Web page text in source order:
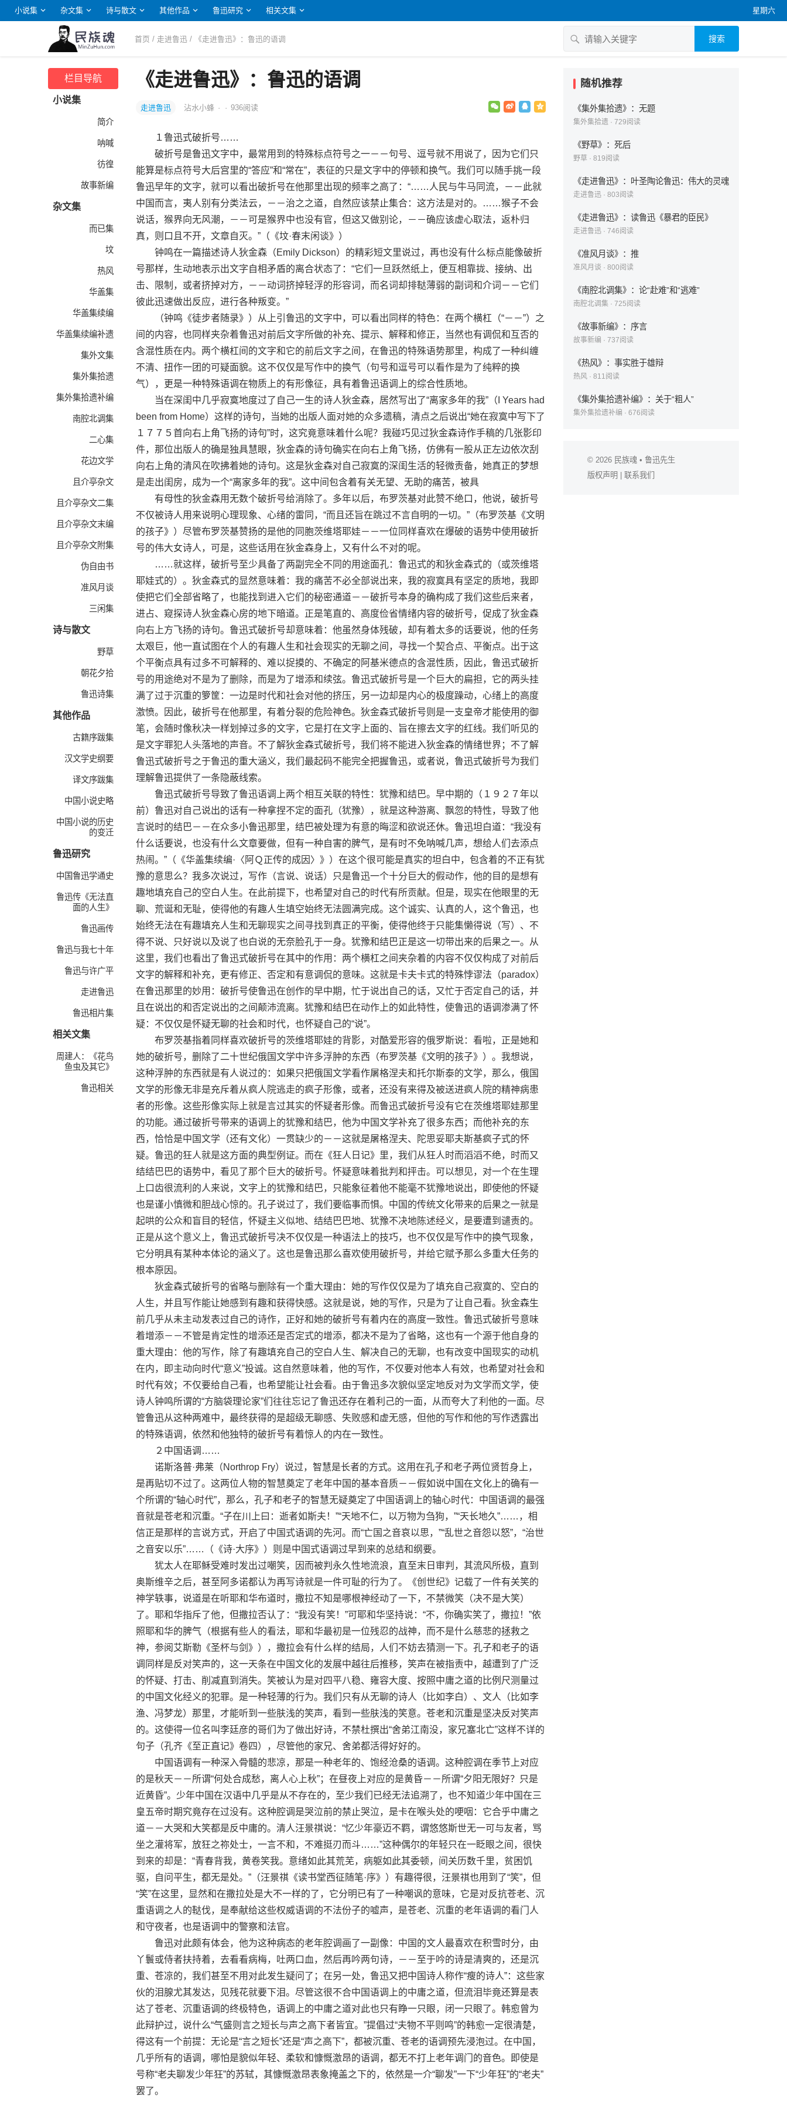
小说集 杂文集 诗与散文 其他作品 鲁迅研究 相关文集 星期六
首页 / 走进鲁迅 / 《走进鲁迅》：鲁迅的语调 搜索
栏目导航
小说集
简介
呐喊
彷徨
故事新编
杂文集
而已集
坟
热风
华盖集
华盖集续编
华盖集续编补遗
集外文集
集外集拾遗
集外集拾遗补编
南腔北调集
二心集
花边文学
且介亭杂文
且介亭杂文二集
且介亭杂文末编
且介亭杂文附集
伪自由书
准风月谈
三闲集
诗与散文
野草
朝花夕拾
鲁迅诗集
其他作品
古籍序跋集
汉文学史纲要
译文序跋集
中国小说史略
中国小说的历史
的变迁
鲁迅研究
中国鲁迅学通史
鲁迅传《无法直
面的人生》
鲁迅画传
鲁迅与我七十年
鲁迅与许广平
走进鲁迅
鲁迅相片集
相关文集
周建人：《花鸟
鱼虫及其它》
鲁迅相关
《走进鲁迅》：鲁迅的语调
走进鲁迅 沾水小蜂 · · 936阅读
１鲁迅式破折号……
破折号是鲁迅文字中，最常用到的特殊标点符号之一－－句号、逗号就不用说了，因为它们只
能算是标点符号大后宫里的“答应”和“常在”，表征的只是文字中的停顿和换气。我们可以随手挑一段
鲁迅早年的文字，就可以看出破折号在他那里出现的频率之高了：“……人民与牛马同流，－－此就
中国而言，夷人别有分类法云，－－治之之道，自然应该禁止集合：这方法是对的。……猴子不会
说话，猴界向无风潮，－－可是猴界中也没有官，但这又做别论，－－确应该虚心取法，返朴归
真，则口且不开，文章自灭。”（《坟·春末闲谈》）
钟鸣在一篇描述诗人狄金森（Emily Dickson）的精彩短文里说过，再也没有什么标点能像破折
号那样，生动地表示出文字自相矛盾的离合状态了：“它们一旦跃然纸上，便互相靠拢、接纳、出
击、限制，或者挤掉对方，－－动词挤掉轻浮的形容词，而名词却排鞑薄弱的副词和介词－－它们
彼此迅速做出反应，进行各种叛变。”
（钟鸣《徒步者随录》）从上引鲁迅的文字中，可以看出同样的特色：在两个横杠（“－－”）之
间的内容，也同样夹杂着鲁迅对前后文字所做的补充、提示、解释和修正，当然也有调侃和互否的
含混性质在内。两个横杠间的文字和它的前后文字之间，在鲁迅的特殊语势那里，构成了一种纠缠
不清、扭作一团的可疑面貌。这不仅仅是写作中的换气（句号和逗号可以看作是为了纯粹的换
气），更是一种特殊语调在物质上的有形像征，具有着鲁迅语调上的综合性质地。
当在深闺中几乎寂寞地度过了自己一生的诗人狄金森，居然写出了“离家多年的我”（I Years had
been from Home）这样的诗句，当她的出版人面对她的众多遗稿，清点之后说出“她在寂寞中写下了
１７７５首向右上角飞扬的诗句”时，这究竟意味着什么呢？我碰巧见过狄金森诗作手稿的几张影印
件，那位出版人的确是独具慧眼，狄金森的诗句确实在向右上角飞扬，仿佛有一股从正左边依次刮
向右上角的清风在吹拂着她的诗句。这是狄金森对自己寂寞的深闺生活的轻微责备，她真正的梦想
是走出闺房，成为一个“离家多年的我”。这中间包含着有关无望、无助的痛苦，被具
有母性的狄金森用无数个破折号给消除了。多年以后，布罗茨基对此赞不绝口，他说，破折号
不仅被诗人用来说明心理现象、心绪的雷同，“而且还旨在跳过不言自明的一切。”（布罗茨基《文明
的孩子》）尽管布罗茨基赞扬的是他的同胞茨维塔耶娃－－一位同样喜欢在爆破的语势中使用破折
号的伟大女诗人，可是，这些话用在狄金森身上，又有什么不对的呢。
……就这样，破折号至少具备了两副完全不同的用途面孔：鲁迅式的和狄金森式的（或茨维塔
耶娃式的）。狄金森式的显然意味着：我的痛苦不必全部说出来，我的寂寞具有坚定的质地，我即
使把它们全部省略了，也能找到进入它们的秘密通道－－破折号本身的确构成了我们这些后来者，
进占、窥探诗人狄金森心房的地下暗道。正是笔直的、高度俭省情绪内容的破折号，促成了狄金森
向右上方飞扬的诗句。鲁迅式破折号却意味着：他虽然身体残破，却有着太多的话要说，他的任务
太艰巨，他一直试图在个人的有趣人生和社会现实的无聊之间，寻找一个契合点、平衡点。出于这
个平衡点具有过多不可解释的、难以捉摸的、不确定的阿基米德点的含混性质，因此，鲁迅式破折
号的用途绝对不是为了删除，而是为了增添和续弦。鲁迅式破折号是一个巨大的扁担，它的两头挂
满了过于沉重的箩筐：一边是时代和社会对他的挤压，另一边却是内心的极度躁动，心绪上的高度
激愤。因此，破折号在他那里，有着分裂的危险神色。狄金森式破折号则是一支皇帝才能使用的御
笔，会随时像秋决一样划掉过多的文字，它是打在文字上面的、旨在擦去文字的红线。我们听见的
是文字罪犯人头落地的声音。不了解狄金森式破折号，我们将不能进入狄金森的情绪世界；不了解
鲁迅式破折号之于鲁迅的重大涵义，我们最起码不能完全把握鲁迅，或者说，鲁迅式破折号为我们
理解鲁迅提供了一条隐蔽线索。
鲁迅式破折号导致了鲁迅语调上两个相互关联的特性：犹豫和结巴。早中期的（１９２７年以
前）鲁迅对自己说出的话有一种拿捏不定的面孔（犹豫），就是这种游离、飘忽的特性，导致了他
言说时的结巴－－在众多小鲁迅那里，结巴被处理为有意的晦涩和欲说还休。鲁迅坦白道：“我没有
什么话要说，也没有什么文章要做，但有一种自害的脾气，是有时不免呐喊几声，想给人们去添点
热闹。”（《华盖集续编·〈阿Ｑ正传的成因〉》）在这个很可能是真实的坦白中，包含着的不正有犹
豫的意思么？我多次说过，写作（言说、说话）只是鲁迅一个十分巨大的假动作，他的目的是想有
趣地填充自己的空白人生。在此前提下，也希望对自己的时代有所贡献。但是，现实在他眼里的无
聊、荒诞和无耻，使得他的有趣人生填空始终无法圆满完成。这个诚实、认真的人，这个鲁迅，也
始终无法在有趣填充人生和无聊现实之间寻找到真正的平衡，使得他终于只能集懒得说（写）、不
得不说、只好说以及说了也白说的无奈脸孔于一身。犹豫和结巴正是这一切带出来的后果之一。从
这里，我们也看出了鲁迅式破折号在其中的作用：两个横杠之间夹杂着的内容不仅仅构成了对前后
文字的解释和补充，更有修正、否定和有意调侃的意味。这就是卡夫卡式的特殊悖谬法（paradox）
在鲁迅那里的妙用：破折号使鲁迅在创作的早中期，忙于说出自己的话，又忙于否定自己的话，并
且在说出的和否定说出的之间颠沛流离。犹豫和结巴在动作上的如此特性，使鲁迅的语调渗满了怀
疑：不仅仅是怀疑无聊的社会和时代，也怀疑自己的“说”。
布罗茨基指着同样喜欢破折号的茨维塔耶娃的背影，对酷爱形容的俄罗斯说：看啦，正是她和
她的破折号，删除了二十世纪俄国文学中许多浮肿的东西（布罗茨基《文明的孩子》）。我想说，
这种浮肿的东西就是有人说过的：如果只把俄国文学看作屠格涅夫和托尔斯泰的文学，那么，俄国
文学的形像无非是充斥着从疯人院逃走的疯子形像，或者，还没有来得及被送进疯人院的精神病患
者的形像。这些形像实际上就是言过其实的怀疑者形像。而鲁迅式破折号没有它在茨维塔耶娃那里
的功能。通过破折号带来的语调上的犹豫和结巴，他为中国文学补充了很多东西；而他补充的东
西，恰恰是中国文学（还有文化）一贯缺少的－－这就是屠格涅夫、陀思妥耶夫斯基疯子式的怀
疑。鲁迅的狂人就是这方面的典型例证。而在《狂人日记》里，我们从狂人时而滔滔不绝，时而又
结结巴巴的语势中，看见了那个巨大的破折号。怀疑意味着批判和抨击。可以想见，对一个在生理
上口齿很流利的人来说，文字上的犹豫和结巴，只能象征着他不能毫不犹豫地说出，即使他的怀疑
也是谨小慎微和胆战心惊的。孔子说过了，我们要临事而惧。中国的传统文化带来的后果之一就是
起哄的公众和盲目的轻信，怀疑主义似地、结结巴巴地、犹豫不决地陈述经义，是要遭到谴责的。
正是从这个意义上，鲁迅式破折号决不仅仅是一种语法上的技巧，也不仅仅是写作中的换气现象，
它分明具有某种本体论的涵义了。这也是鲁迅那么喜欢使用破折号，并给它赋予那么多重大任务的
根本原因。
狄金森式破折号的省略与删除有一个重大理由：她的写作仅仅是为了填充自己寂寞的、空白的
人生，并且写作能让她感到有趣和获得快感。这就是说，她的写作，只是为了让自己看。狄金森生
前几乎从未主动发表过自己的诗作，正好和她的破折号有着内在的高度一致性。鲁迅式破折号意味
着增添－－不管是肯定性的增添还是否定式的增添，都决不是为了省略，这也有一个源于他自身的
重大理由：他的写作，除了有趣填充自己的空白人生、解决自己的无聊，也有改变中国现实的动机
在内，即主动向时代“意义”投诚。这自然意味着，他的写作，不仅要对他本人有效，也希望对社会和
时代有效；不仅要给自己看，也希望能让社会看。由于鲁迅多次貌似坚定地反对为文学而文学，使
诗人钟鸣所谓的“方脑袋理论家”们往往忘记了鲁迅还存在着利己的一面，从而夸大了利他的一面。尽
管鲁迅从这种两难中，最终获得的是超级无聊感、失败感和虚无感，但他的写作和他的写作透露出
的特殊语调，依然和他独特的破折号有着惊人的内在一致性。
２中国语调……
诺斯洛普·弗莱（Northrop Fry）说过，智慧是长者的方式。这用在孔子和老子两位贤哲身上，
是再贴切不过了。这两位人物的智慧奠定了老年中国的基本音质－－假如说中国在文化上的确有一
个所谓的“轴心时代”，那么，孔子和老子的智慧无疑奠定了中国语调上的轴心时代：中国语调的最强
音就是苍老和沉重。“子在川上曰：逝者如斯夫！”“天地不仁，以万物为刍狗，”“天长地久”……，相
信正是那样的言说方式，开启了中国式语调的先河。而“亡国之音哀以思，”“乱世之音怨以怒”，“治世
之音安以乐”……（《诗·大序》）则是中国式语调过早到来的总结和纲要。
犹太人在耶稣受难时发出过嘲笑，因而被判永久性地流浪，直至末日审判，其流风所极，直到
奥斯维辛之后，甚至阿多诺都认为再写诗就是一件可耻的行为了。《创世纪》记载了一件有关笑的
神学轶事，说道是在听耶和华布道时，撒拉不知是哪根神经动了一下，不禁微笑（决不是大笑）
了。耶和华指斥了他，但撒拉否认了：“我没有笑！”可耶和华坚持说：“不，你确实笑了，撒拉！”依
照耶和华的脾气（根据有些人的看法，耶和华最初是一位残忍的战神，而不是什么慈悲的拯救之
神，参阅艾斯勒《圣杯与剑》），撒拉会有什么样的结局，人们不妨去猜测一下。孔子和老子的语
调同样是反对笑声的，这一天条在中国文化的发展中越往后推移，笑声在被指责中，越遭到了广泛
的怀疑、打击、削减直到消失。笑被认为是对四平八稳、雍容大度、按照中庸之道的比例尺测量过
的中国文化经义的犯罪。是一种轻薄的行为。我们只有从无聊的诗人（比如李白）、文人（比如李
渔、冯梦龙）那里，才能听到一些肤浅的笑声，看到一些肤浅的笑意。苍老和沉重是坚决反对笑声
的。这使得一位名叫李廷彦的哥们为了做出好诗，不禁杜撰出“舍弟江南没，家兄塞北亡”这样不详的
句子（孔齐《至正直记》卷四），尽管他的家兄、舍弟都活得好好的。
中国语调有一种深入骨髓的悲凉，那是一种老年的、饱经沧桑的语调。这种腔调在季节上对应
的是秋天－－所谓“何处合成愁，离人心上秋”；在昼夜上对应的是黄昏－－所谓“夕阳无限好？只是
近黄昏”。少年中国在汉语中几乎是从不存在的，至少我们已经无法追溯了，也不知道少年中国在三
皇五帝时期究竟存在过没有。这种腔调是哭泣前的禁止哭泣，是卡在喉头处的哽咽：它合乎中庸之
道－－大哭和大笑都是反中庸的。清人汪景祺说：“忆少年豪迈不羁，谓悠悠斯世无一可与友者，骂
坐之灌将军，放狂之祢处士，一言不和，不难挺刃而斗……”这种偶尔的年轻只在一眨眼之间，很快
到来的却是：“青春背我，黄卷笑我。意绪如此其荒芜，病躯如此其委顿，间关历数千里，贫困饥
驱，自问平生，都无是处。”（汪景祺《读书堂西征随笔·序》）有趣得很，汪景祺也用到了“笑”，但
“笑”在这里，显然和在撒拉处是大不一样的了，它分明已有了一种嘲讽的意味，它是对反抗苍老、沉
重语调之人的鞑伐，是奉献给这些权威语调的不法份子的嘘声，是苍老、沉重的老年语调的看门人
和守夜者，也是语调中的警察和法官。
鲁迅对此颇有体会，他为这种病态的老年腔调画了一副像：中国的文人最喜欢在积雪时分，由
丫鬟或侍者扶持着，去看看病梅，吐两口血，然后再吟两句诗，－－至于吟的诗是清爽的，还是沉
重、苍凉的，我们甚至不用对此发生疑问了；在另一处，鲁迅又把中国诗人称作“瘦的诗人”：这些家
伙的泪腺尤其发达，见残花就要下泪。尽管这很不合中国语调上的中庸之道，但流泪毕竟还算是表
达了苍老、沉重语调的终极特色，语调上的中庸之道对此也只有睁一只眼，闭一只眼了。韩愈曾为
此辩护过，说什么“气盛则言之短长与声之高下者皆宜。”提倡过“夫物不平则鸣”的韩愈一定很清楚，
得这有一个前提：无论是“言之短长”还是“声之高下”，都被沉重、苍老的语调预先浸泡过。在中国，
几乎所有的语调，哪怕是貌似年轻、柔软和慷慨激昂的语调，都无不打上老年调门的音色。即使是
号称“老夫聊发少年狂”的苏轼，其慷慨激昂表象掩盖之下的，依然是一介“聊发”一下“少年狂”的“老夫”
罢了。
随机推荐
《集外集拾遗》：无题
集外集拾遗 · 729阅读
《野草》：死后
野草 · 819阅读
《走进鲁迅》：叶圣陶论鲁迅：伟大的灵魂
走进鲁迅 · 803阅读
《走进鲁迅》：读鲁迅《暴君的臣民》
走进鲁迅 · 746阅读
《准风月谈》：推
准风月谈 · 800阅读
《南腔北调集》：论“赴难”和“逃难”
南腔北调集 · 725阅读
《故事新编》：序言
故事新编 · 737阅读
《热风》：事实胜于雄辩
热风 · 811阅读
《集外集拾遗补编》：关于“粗人”
集外集拾遗补编 · 676阅读
© 2026 民族魂 • 鲁迅先生
版权声明
联系我们